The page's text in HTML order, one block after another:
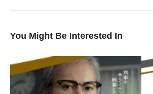
リズムと粘り強さには、思わず唸ってしまい
そして、見逃せないのが唐沢寿明さん演じる
うにも気になっている様子。この男が一体何
の「終わらない事件」にどう関わってくるの
の想像力を掻き立てることでしょう。
You Might Be Interested In